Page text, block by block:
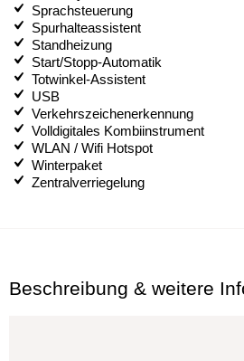
Sprachsteuerung
Spurhalteassistent
Standheizung
Start/Stopp-Automatik
Totwinkel-Assistent
USB
Verkehrszeichenerkennung
Volldigitales Kombiinstrument
WLAN / Wifi Hotspot
Winterpaket
Zentralverriegelung
Beschreibung & weitere